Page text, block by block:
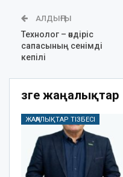
АЛДЫҢҒЫ
Технолог – өндіріс
сапасының сенімді
кепілі
Өзге жаңалықтар
ЖАҢАЛЫҚТАР ТІЗБЕСІ